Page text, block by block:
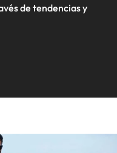
de tendencias y